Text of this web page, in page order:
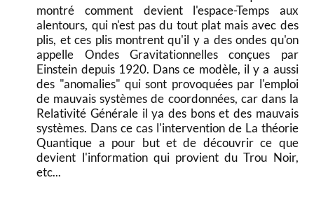
montré comment devient l'espace-Temps aux
alentours, qui n'est pas du tout plat mais avec des
plis, et ces plis montrent qu'il y a des ondes qu'on
appelle Ondes Gravitationnelles conçues par
Einstein depuis 1920. Dans ce modèle, il y a aussi
des "anomalies" qui sont provoquées par l'emploi
de mauvais systèmes de coordonnées, car dans la
Relativité Générale il ya des bons et des mauvais
systèmes. Dans ce cas l'intervention de La théorie
Quantique a pour but et de découvrir ce que
devient l'information qui provient du Trou Noir,
etc...